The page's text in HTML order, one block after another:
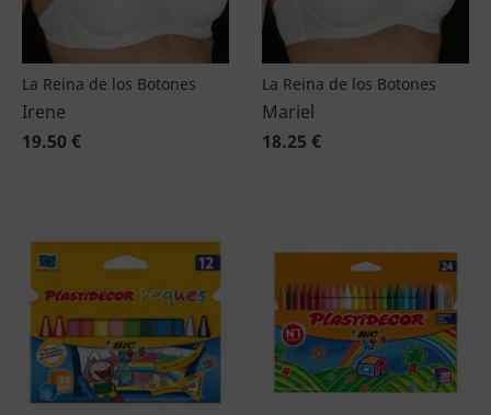
La Reina de los Botones
Irene
19.50 €
La Reina de los Botones
Mariel
18.25 €